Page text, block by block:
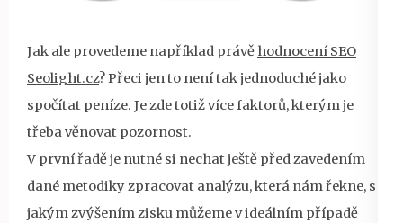
Jak ale provedeme například právě hodnocení SEO
Seolight.cz? Přeci jen to není tak jednoduché jako
spočítat peníze. Je zde totiž více faktorů, kterým je
třeba věnovat pozornost.
V první řadě je nutné si nechat ještě před zavedením
dané metodiky zpracovat analýzu, která nám řekne, s
jakým zvýšením zisku můžeme v ideálním případě